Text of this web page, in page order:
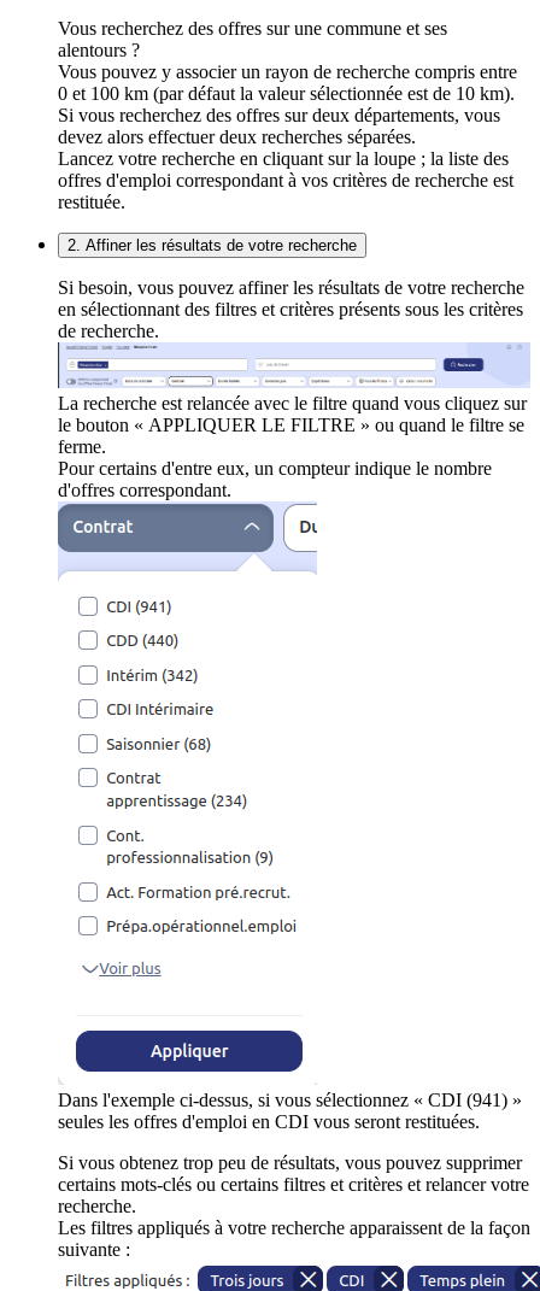
Vous recherchez des offres sur une commune et ses
alentours ?
Vous pouvez y associer un rayon de recherche compris entre
0 et 100 km (par défaut la valeur sélectionnée est de 10 km).
Si vous recherchez des offres sur deux départements, vous
devez alors effectuer deux recherches séparées.
Lancez votre recherche en cliquant sur la loupe ; la liste des
offres d'emploi correspondant à vos critères de recherche est
restituée.
2. Affiner les résultats de votre recherche
Si besoin, vous pouvez affiner les résultats de votre recherche
en sélectionnant des filtres et critères présents sous les critères
de recherche.
La recherche est relancée avec le filtre quand vous cliquez sur
le bouton « APPLIQUER LE FILTRE » ou quand le filtre se
ferme.
Pour certains d'entre eux, un compteur indique le nombre
d'offres correspondant.
Dans l'exemple ci-dessus, si vous sélectionnez « CDI (941) »
seules les offres d'emploi en CDI vous seront restituées.
Si vous obtenez trop peu de résultats, vous pouvez supprimer
certains mots-clés ou certains filtres et critères et relancer votre
recherche.
Les filtres appliqués à votre recherche apparaissent de la façon
suivante :